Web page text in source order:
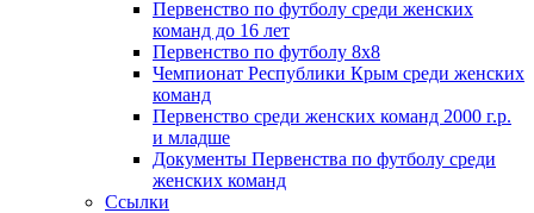
Первенство по футболу среди женских
команд до 16 лет
Первенство по футболу 8х8
Чемпионат Республики Крым среди женских
команд
Первенство среди женских команд 2000 г.р.
и младше
Документы Первенства по футболу среди
женских команд
Ссылки